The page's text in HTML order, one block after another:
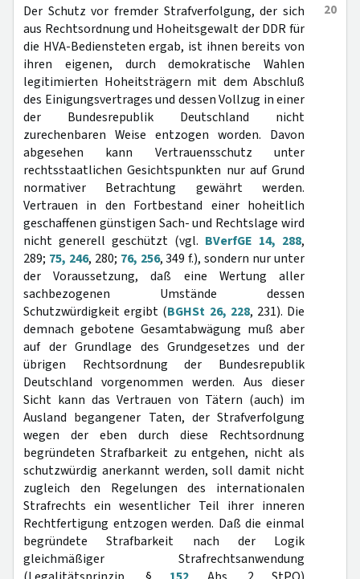
20
Der Schutz vor fremder Strafverfolgung, der sich
aus Rechtsordnung und Hoheitsgewalt der DDR für
die HVA-Bediensteten ergab, ist ihnen bereits von
ihren eigenen, durch demokratische Wahlen
legitimierten Hoheitsträgern mit dem Abschluß
des Einigungsvertrages und dessen Vollzug in einer
der Bundesrepublik Deutschland nicht
zurechenbaren Weise entzogen worden. Davon
abgesehen kann Vertrauensschutz unter
rechtsstaatlichen Gesichtspunkten nur auf Grund
normativer Betrachtung gewährt werden.
Vertrauen in den Fortbestand einer hoheitlich
geschaffenen günstigen Sach- und Rechtslage wird
nicht generell geschützt (vgl. BVerfGE 14, 288,
289; 75, 246, 280; 76, 256, 349 f.), sondern nur unter
der Voraussetzung, daß eine Wertung aller
sachbezogenen Umstände dessen
Schutzwürdigkeit ergibt (BGHSt 26, 228, 231). Die
demnach gebotene Gesamtabwägung muß aber
auf der Grundlage des Grundgesetzes und der
übrigen Rechtsordnung der Bundesrepublik
Deutschland vorgenommen werden. Aus dieser
Sicht kann das Vertrauen von Tätern (auch) im
Ausland begangener Taten, der Strafverfolgung
wegen der eben durch diese Rechtsordnung
begründeten Strafbarkeit zu entgehen, nicht als
schutzwürdig anerkannt werden, soll damit nicht
zugleich den Regelungen des internationalen
Strafrechts ein wesentlicher Teil ihrer inneren
Rechtfertigung entzogen werden. Daß die einmal
begründete Strafbarkeit nach der Logik
gleichmäßiger Strafrechtsanwendung